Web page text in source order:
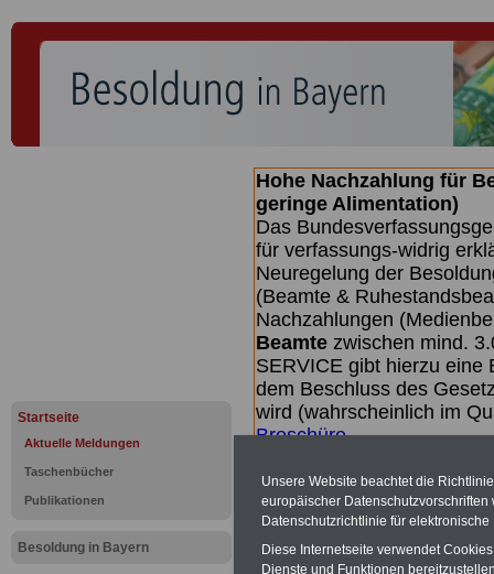
Startseite
Aktuelle Meldungen
Taschenbücher
Publikationen
Besoldung in Bayern
Hohe Nachzahlung für
geringe Alimentation)
Das
für verfassungs-widrig
Neuregelung der
(Beamte &
Nachzahlungen
Beamte zwischen mind.
SERVICE gibt hierzu eine
dem Beschluss des
wird (wahrscheinlich im
Broschüre.
Meldung
Unsere Website beachtet die
europäischer
Datenschutzrichtlinie für
Diese Internetseite verwendet
Dienste und Funktionen